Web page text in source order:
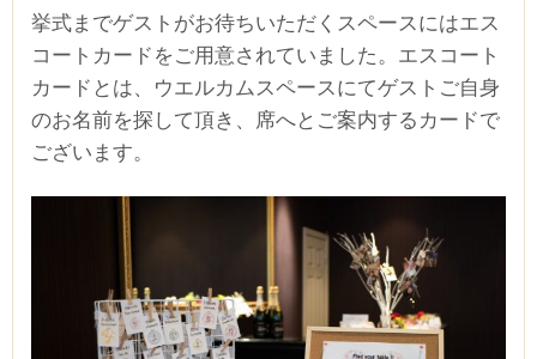
挙式までゲストがお待ちいただくスペースにはエス
コートカードをご用意されていました。エスコート
カードとは、ウエルカムスペースにてゲストご自身
のお名前を探して頂き、席へとご案内するカードで
ございます。